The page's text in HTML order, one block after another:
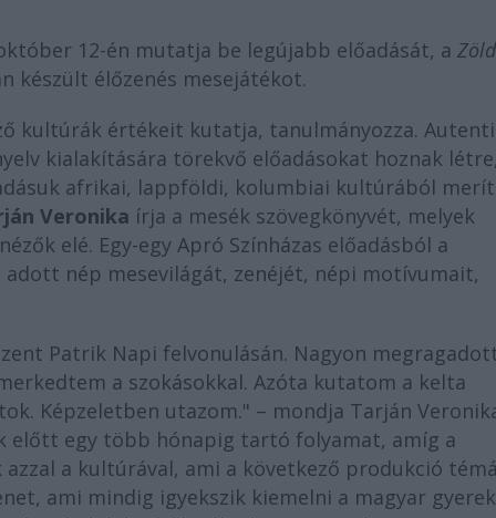
12-én mutatja be legújabb előadását, a Zöld
készült élőzenés mesejátékot.
kultúrák értékeit kutatja, tanulmányozza.
kialakítására törekvő előadásokat hoznak
afrikai, lappföldi, kolumbiai kultúrából
Veronika írja a mesék szövegkönyvét, melyek
elé. Egy-egy Apró Színházas előadásból a
nép mesevilágát, zenéjét, népi motívumait,
Patrik Napi felvonulásán. Nagyon
a szokásokkal. Azóta kutatom a kelta
Képzeletben utazom." – mondja Tarján
előtt egy több hónapig tartó folyamat, amíg a
a kultúrával, ami a következő produkció
ami mindig igyekszik kiemelni a magyar